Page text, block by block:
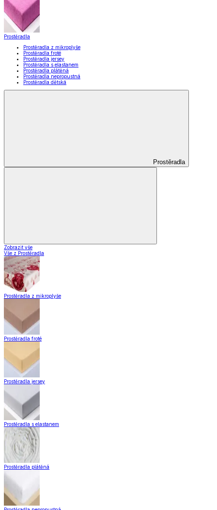
Prostěradla
Prostěradla z mikroplyše
Prostěradla froté
Prostěradla jersey
Prostěradla s elastanem
Prostěradla plátěná
Prostěradla nepropustná
Prostěradla dětská
Prostěradla
Zobrazit vše
Vše z Prostěradla
Prostěradla z mikroplyše
Prostěradla froté
Prostěradla jersey
Prostěradla s elastanem
Prostěradla plátěná